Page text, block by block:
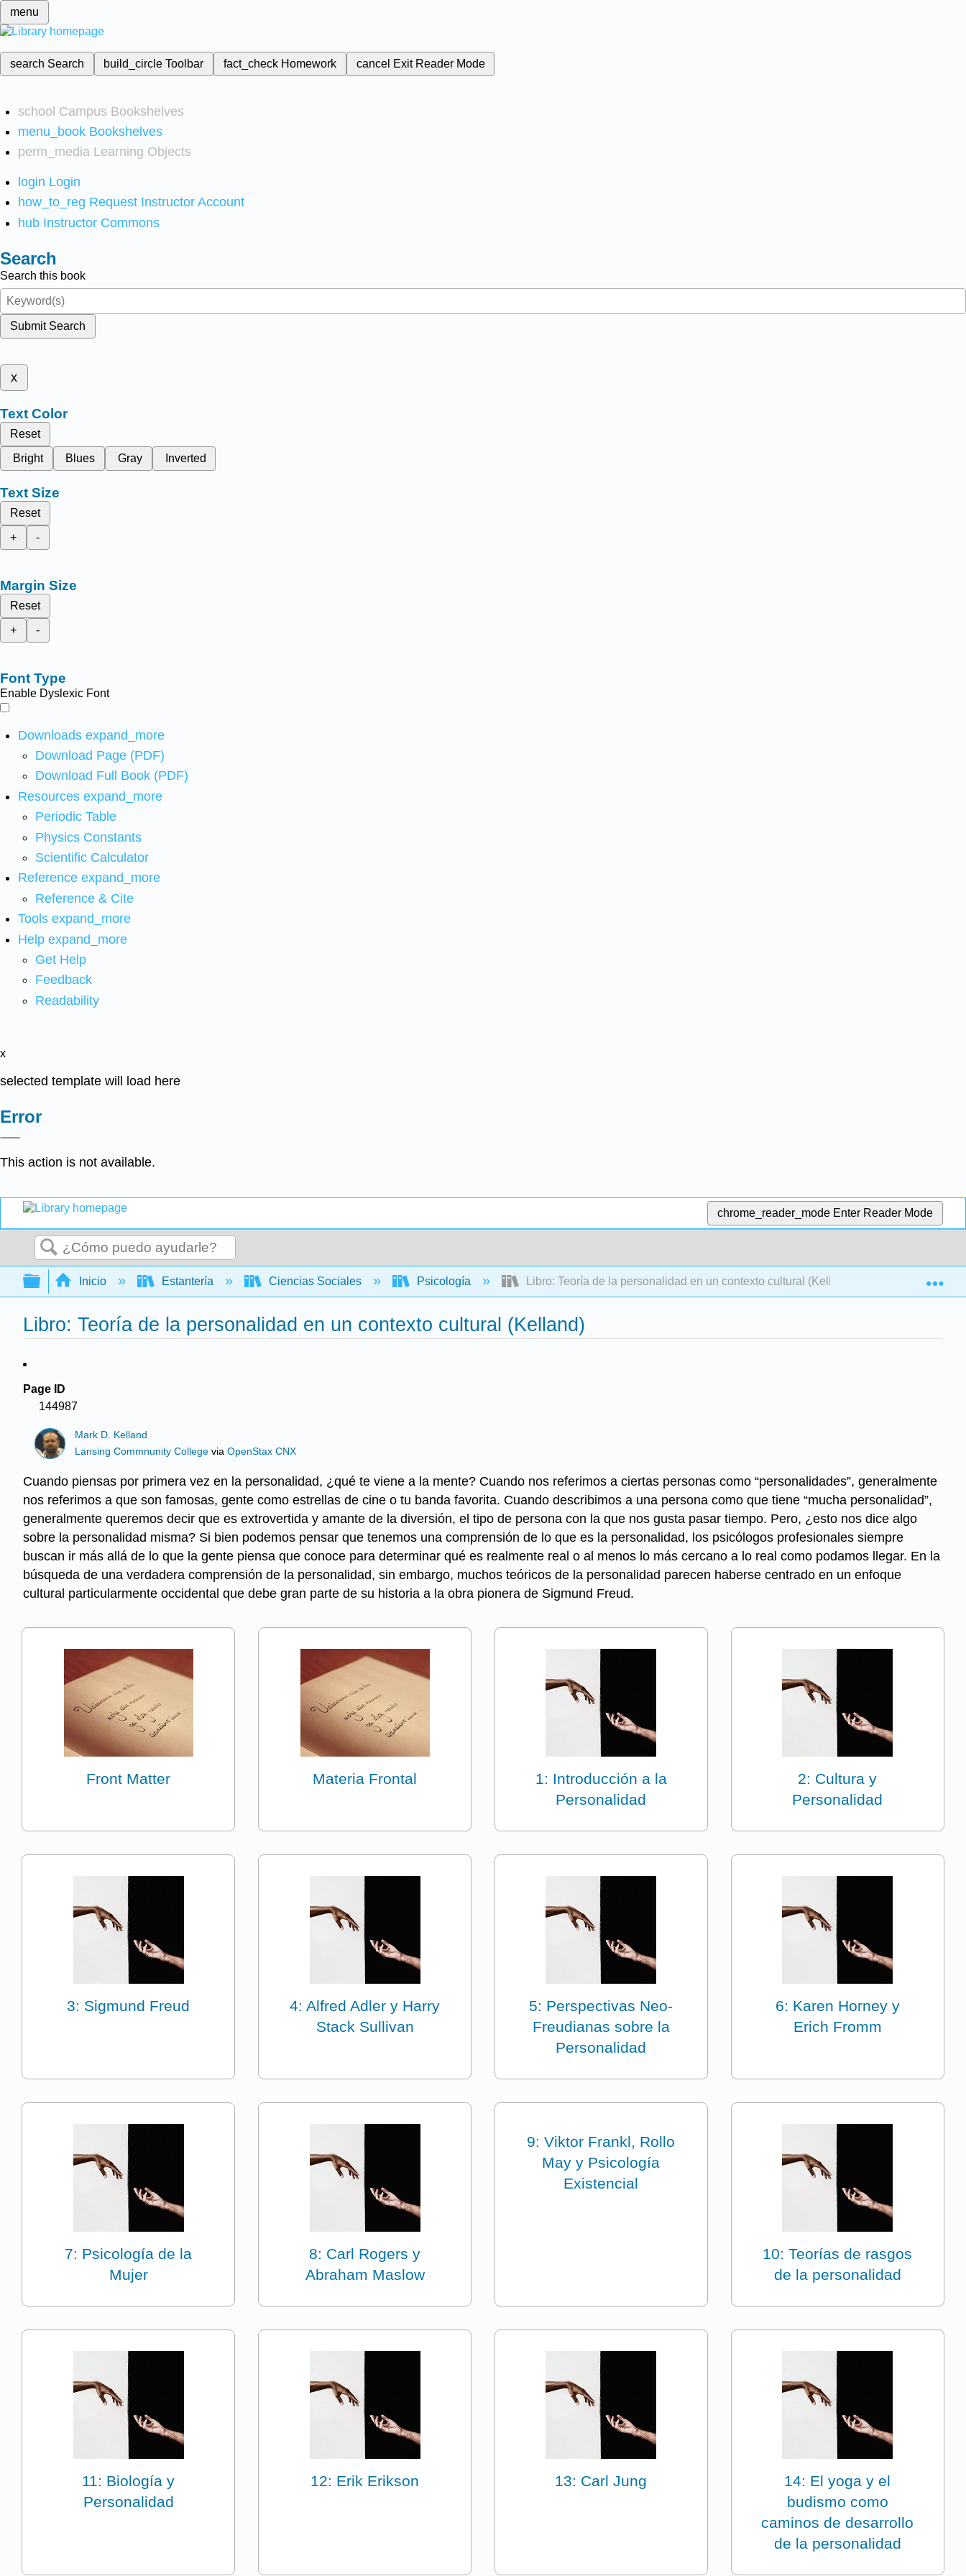
menu
search Search build_circleToolbar fact_check Homework cancel Exit Reader Mode
school Campus Bookshelves
menu_book Bookshelves
perm_media Learning Objects
login Login
how_to_reg Request Instructor Account
hub Instructor Commons
Search
Search this book
Submit Search
x
Text Color
Reset
Bright
Blues Gray Inverted
Text Size
Reset
+
-
Margin Size
Reset
+
-
Font Type
Enable Dyslexic Font
Downloads expand_more
Download Page (PDF)
Download Full Book (PDF)
Resources expand_more
Periodic Table
Physics Constants
Scientific Calculator
Reference expand_more
Reference & Cite
Tools expand_more
Help expand_more
Get Help
Feedback
Readability
x
selected template will load here
Error
This action is not available.
chrome_reader_mode Enter Reader Mode
Buscar
Expandir/contraer jerarquía global
Inicio Estantería Ciencias Sociales Psicología Libro: Teoría de la personalidad en un contexto cultural (Kelland)
Libro: Teoría de la personalidad en un contexto cultural (Kelland)
Page ID
144987
Mark D. Kelland
Lansing Commnunity College viaOpenStax CNX
Cuando piensas por primera vez en la personalidad, ¿qué te viene a la mente? Cuando nos referimos a ciertas personas como “personalidades”, generalmente
nos referimos a que son famosas, gente como estrellas de cine o tu banda favorita. Cuando describimos a una persona como que tiene “mucha personalidad”,
generalmente queremos decir que es extrovertida y amante de la diversión, el tipo de persona con la que nos gusta pasar tiempo. Pero, ¿esto nos dice algo
sobre la personalidad misma? Si bien podemos pensar que tenemos una comprensión de lo que es la personalidad, los psicólogos profesionales siempre
buscan ir más allá de lo que la gente piensa que conoce para determinar qué es realmente real o al menos lo más cercano a lo real como podamos llegar. En la
búsqueda de una verdadera comprensión de la personalidad, sin embargo, muchos teóricos de la personalidad parecen haberse centrado en un enfoque
cultural particularmente occidental que debe gran parte de su historia a la obra pionera de Sigmund Freud.
Front Matter Materia Frontal
1: Introducción a la
Personalidad
2: Cultura y
Personalidad
3: Sigmund Freud
4: Alfred Adler y Harry
Stack Sullivan
5: Perspectivas Neo-
Freudianas sobre la
Personalidad
6: Karen Horney y
Erich Fromm
7: Psicología de la
Mujer
8: Carl Rogers y
Abraham Maslow
9: Viktor Frankl, Rollo
May y Psicología
Existencial
10: Teorías de rasgos
de la personalidad
11: Biología y
Personalidad
12: Erik Erikson 13: Carl Jung
14: El yoga y el
budismo como
caminos de desarrollo
de la personalidad